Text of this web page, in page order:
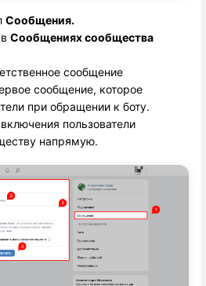
Сообщения.
Сообщениях сообщества
сообщение
сообщение, которое
при обращении к боту.
пользователи
напрямую.